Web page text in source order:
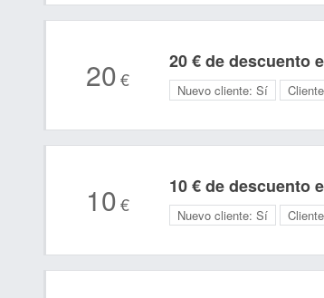
20€
20 € de descuento
Nuevo cliente: Sí
10€
10 € de descuento
Nuevo cliente: Sí